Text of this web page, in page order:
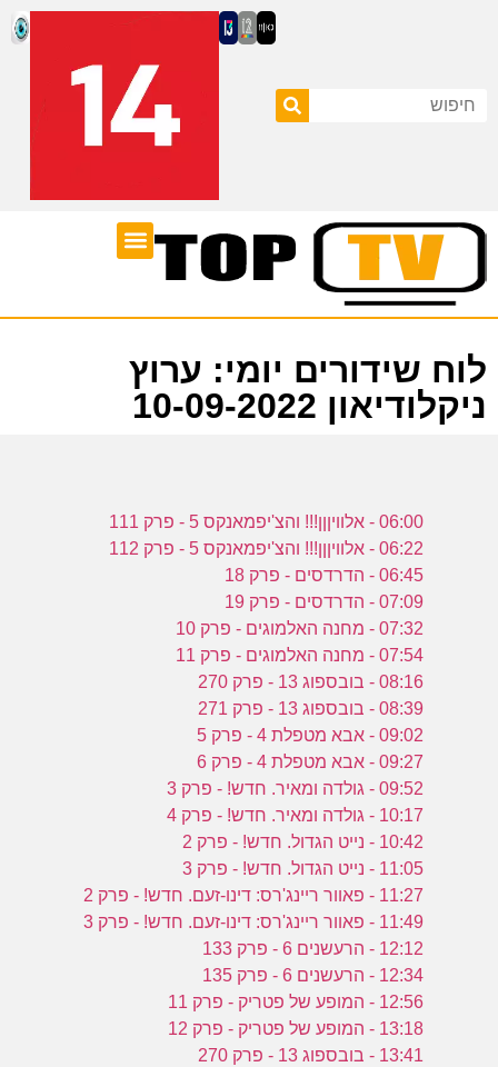
לוח שידורים יומי: ערוץ
ניקלודיאון 10-09-2022
06:00 - אלוויןןן!!! והצ'יפמאנקס 5 - פרק 111
06:22 - אלוויןןן!!! והצ'יפמאנקס 5 - פרק 112
06:45 - הדרדסים - פרק 18
07:09 - הדרדסים - פרק 19
07:32 - מחנה האלמוגים - פרק 10
07:54 - מחנה האלמוגים - פרק 11
08:16 - בובספוג 13 - פרק 270
08:39 - בובספוג 13 - פרק 271
09:02 - אבא מטפלת 4 - פרק 5
09:27 - אבא מטפלת 4 - פרק 6
09:52 - גולדה ומאיר. חדש! - פרק 3
10:17 - גולדה ומאיר. חדש! - פרק 4
10:42 - נייט הגדול. חדש! - פרק 2
11:05 - נייט הגדול. חדש! - פרק 3
11:27 - פאוור ריינג'רס: דינו-זעם. חדש! - פרק 2
11:49 - פאוור ריינג'רס: דינו-זעם. חדש! - פרק 3
12:12 - הרעשנים 6 - פרק 133
12:34 - הרעשנים 6 - פרק 135
12:56 - המופע של פטריק - פרק 11
13:18 - המופע של פטריק - פרק 12
13:41 - בובספוג 13 - פרק 270